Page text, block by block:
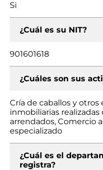
Si
¿Cuál es su NIT?
901601618
¿Cuáles son sus
Cría de caballos y
inmobiliarias
arrendados, Comercio
especializado
¿Cuál es el
registra?